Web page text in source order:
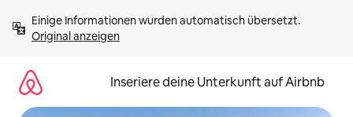
Inhalten
springenOriginal anzeigen
Inseriere deine Unterkunft auf Airbnb